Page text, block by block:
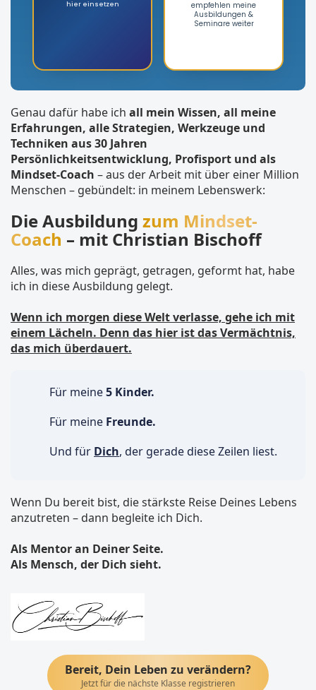
empfehlen meine
Ausbildungen &
Seminare weiter
hier einsetzen
Genau dafür habe ich all mein Wissen, all meine
Erfahrungen, alle Strategien, Werkzeuge und
Techniken aus 30 Jahren
Persönlichkeitsentwicklung, Profisport und als
Mindset-Coach – aus der Arbeit mit über einer Million
Menschen – gebündelt: in meinem Lebenswerk:
Die Ausbildung zum Mindset-
Coach – mit Christian Bischoff
Alles, was mich geprägt, getragen, geformt hat, habe
ich in diese Ausbildung gelegt.
Wenn ich morgen diese Welt verlasse, gehe ich mit
einem Lächeln. Denn das hier ist das Vermächtnis,
das mich überdauert.
Für meine5 Kinder.
Für meine Freunde.
Und für Dich, der gerade diese Zeilen liest.
Wenn Du bereit bist, die stärkste Reise Deines Lebens
anzutreten – dann begleite ich Dich.
Als Mentor an Deiner Seite.
Als Mensch, der Dich sieht.
Bereit, Dein Leben zu verändern?
Jetzt für die nächste Klasse registrieren